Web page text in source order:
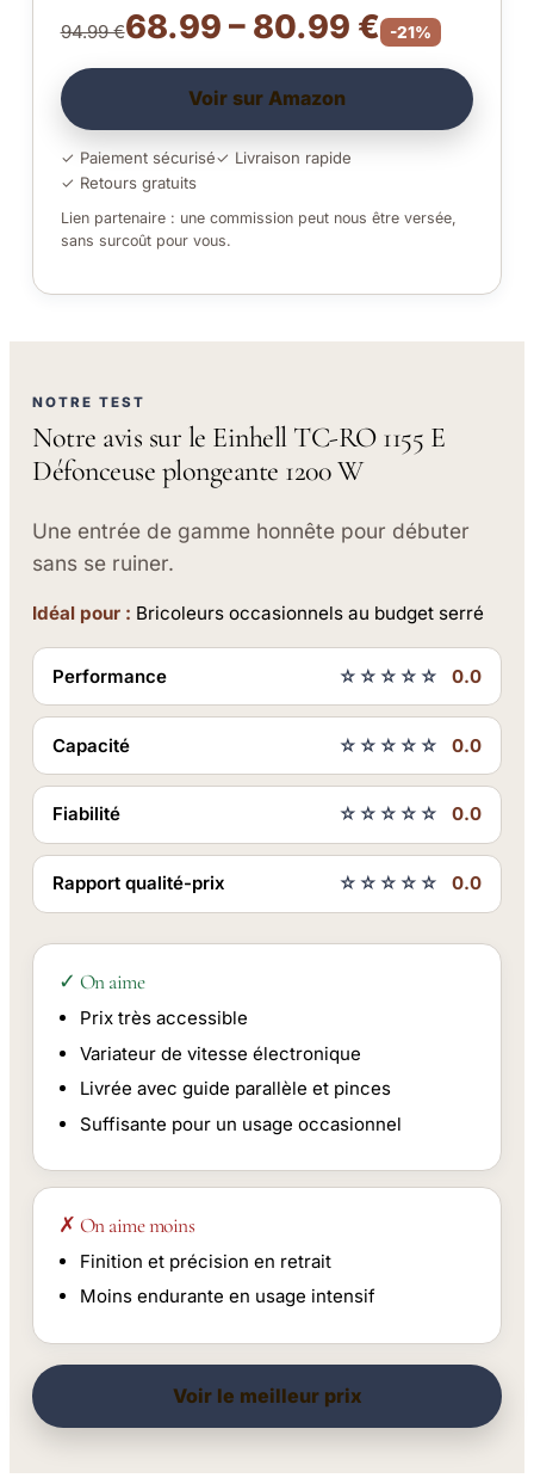
94.99 €68.99 – 80.99 € -21%
Voir sur Amazon
✓ Paiement sécurisé✓ Livraison rapide
✓ Retours gratuits
Lien partenaire : une commission peut nous être versée,
sans surcoût pour vous.
NOTRE TEST
Notre avis sur le Einhell TC-RO 1155 E
Défonceuse plongeante 1200 W
Une entrée de gamme honnête pour débuter
sans se ruiner.
Idéal pour : Bricoleurs occasionnels au budget serré
Performance ☆☆☆☆☆ 0.0
Capacité ☆☆☆☆☆ 0.0
Fiabilité ☆☆☆☆☆ 0.0
Rapport qualité-prix ☆☆☆☆☆ 0.0
✓ On aime
Prix très accessible
Variateur de vitesse électronique
Livrée avec guide parallèle et pinces
Suffisante pour un usage occasionnel
✗ On aime moins
Finition et précision en retrait
Moins endurante en usage intensif
Voir le meilleur prix